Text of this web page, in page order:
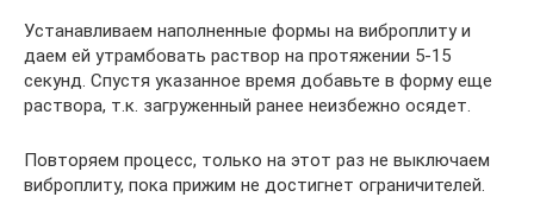
Устанавливаем наполненные формы на виброплиту и
даем ей утрамбовать раствор на протяжении 5-15
секунд. Спустя указанное время добавьте в форму еще
раствора, т.к. загруженный ранее неизбежно осядет.
Повторяем процесс, только на этот раз не выключаем
виброплиту, пока прижим не достигнет ограничителей.